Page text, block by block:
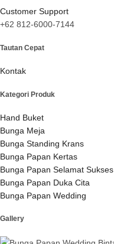
Customer Support
+62 812-6000-7144
Tautan Cepat
Kontak
Kategori Produk
Hand Buket
Bunga Meja
Bunga Standing Krans
Bunga Papan Kertas
Bunga Papan Selamat Sukses
Bunga Papan Duka Cita
Bunga Papan Wedding
Gallery